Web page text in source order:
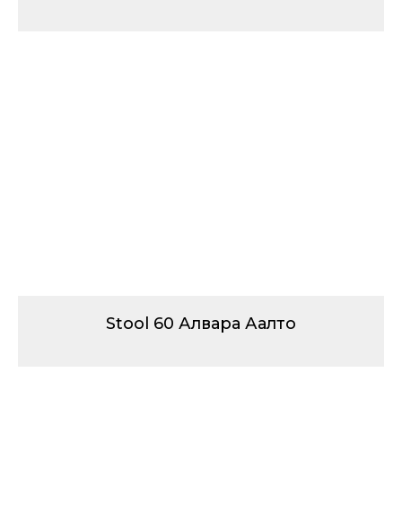
Stool 60 Алвара Аалто